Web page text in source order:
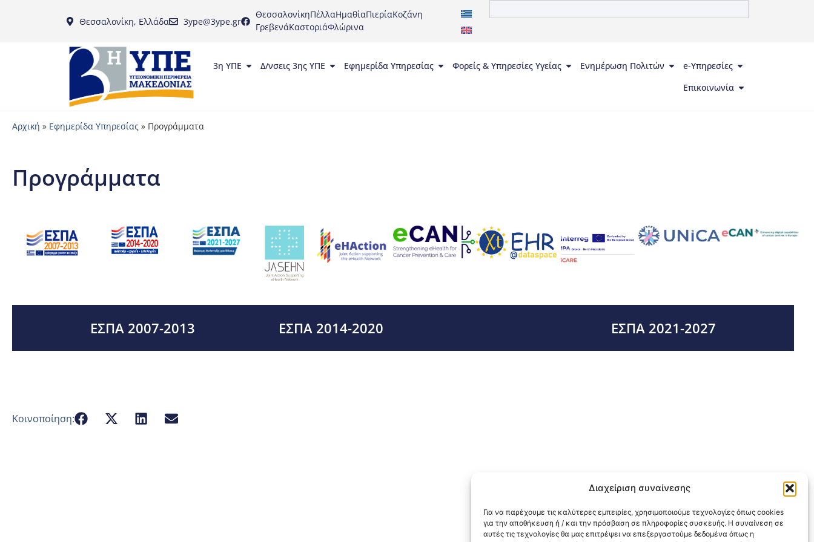
Διαχείριση συναίνεσης
Για να παρέχουμε τις καλύτερες εμπειρίες, χρησιμοποιούμε τεχνολογίες όπως cookies
για την αποθήκευση ή / και την πρόσβαση σε πληροφορίες συσκευής. Η συναίνεση σε
αυτές τις τεχνολογίες θα μας επιτρέψει να επεξεργαστούμε δεδομένα όπως η
Θεσσαλονίκη, Ελλάδα 3ype@3ype.gr
ΘεσσαλονίκηΠέλλαΗμαθίαΠιερίαΚοζάνη
ΓρεβενάΚαστοριάΦλώρινα
3η ΥΠΕ Δ/νσεις 3ης ΥΠΕ Εφημερίδα Υπηρεσίας Φορείς & Υπηρεσίες Υγείας Ενημέρωση Πολιτών
e-Υπηρεσίες
Επικοινωνία
Αρχική » Εφημερίδα Υπηρεσίας » Προγράμματα
Προγράμματα
ΕΣΠΑ 2007-2013 ΕΣΠΑ 2014-2020 ΕΣΠΑ 2021-2027
Κοινοποίηση: